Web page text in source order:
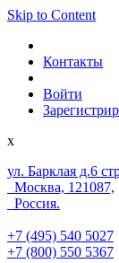
Skip to Content
Контакты
Войти
x
ул. Барклая д.6
Москва, 121087,
Россия.
+7 (495) 540 5027
+7 (800) 550 5367